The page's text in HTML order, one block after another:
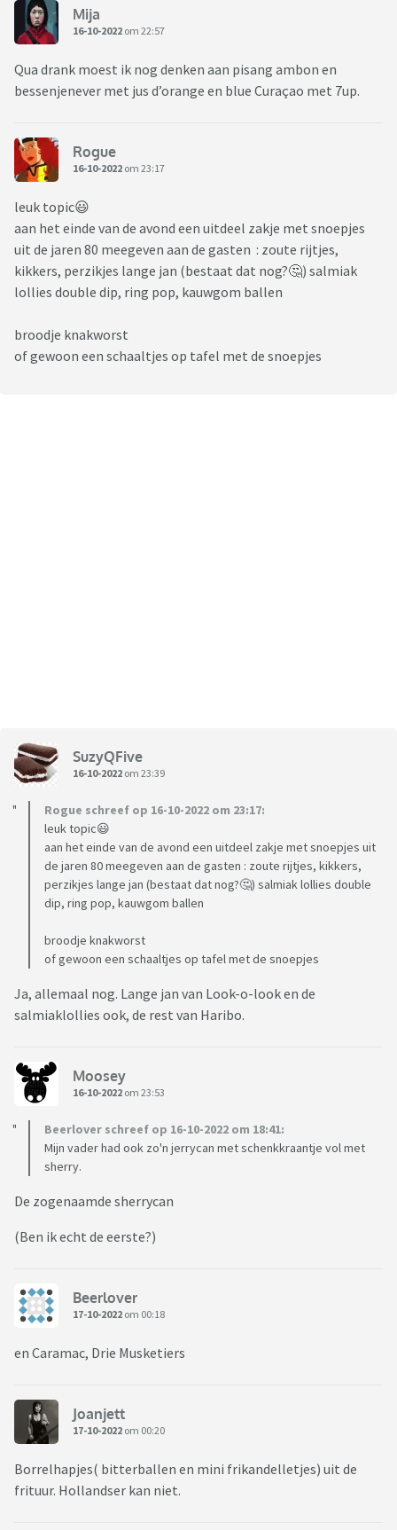
Mija
16-10-2022 om 22:57
Qua drank moest ik nog denken aan pisang ambon en
bessenjenever met jus d’orange en blue Curaçao met 7up.
Rogue
16-10-2022 om 23:17
leuk topic😃
aan het einde van de avond een uitdeel zakje met snoepjes
uit de jaren 80 meegeven aan de gasten : zoute rijtjes,
kikkers, perzikjes lange jan (bestaat dat nog?🤔) salmiak
lollies double dip, ring pop, kauwgom ballen
broodje knakworst
of gewoon een schaaltjes op tafel met de snoepjes
SuzyQFive
16-10-2022 om 23:39
Rogue schreef op 16-10-2022 om 23:17:
leuk topic😃
aan het einde van de avond een uitdeel zakje met snoepjes uit
de jaren 80 meegeven aan de gasten : zoute rijtjes, kikkers,
perzikjes lange jan (bestaat dat nog?🤔) salmiak lollies double
dip, ring pop, kauwgom ballen
broodje knakworst
of gewoon een schaaltjes op tafel met de snoepjes
Ja, allemaal nog. Lange jan van Look-o-look en de
salmiaklollies ook, de rest van Haribo.
Moosey
16-10-2022 om 23:53
Beerlover schreef op 16-10-2022 om 18:41:
Mijn vader had ook zo'n jerrycan met schenkkraantje vol met
sherry.
De zogenaamde sherrycan
(Ben ik echt de eerste?)
Beerlover
17-10-2022 om 00:18
en Caramac, Drie Musketiers
Joanjett
17-10-2022 om 00:20
Borrelhapjes( bitterballen en mini frikandelletjes) uit de
frituur. Hollandser kan niet.